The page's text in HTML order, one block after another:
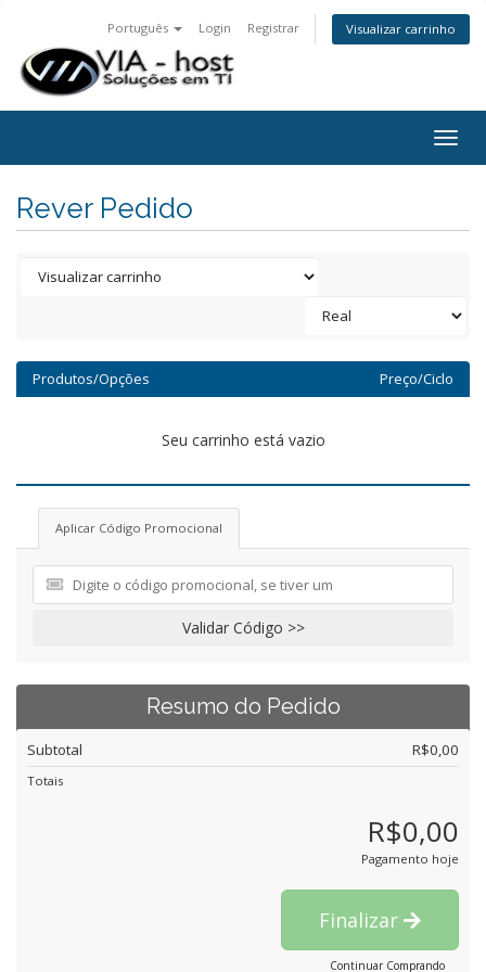
Português Login Registrar Visualizar carrinho
Rever Pedido
Produtos/Opções Preço/Ciclo
Seu carrinho está vazio
Aplicar Código Promocional
Validar Código >>
Resumo do Pedido
Subtotal R$0,00
Totais
R$0,00
Pagamento hoje
Finalizar
Continuar Comprando